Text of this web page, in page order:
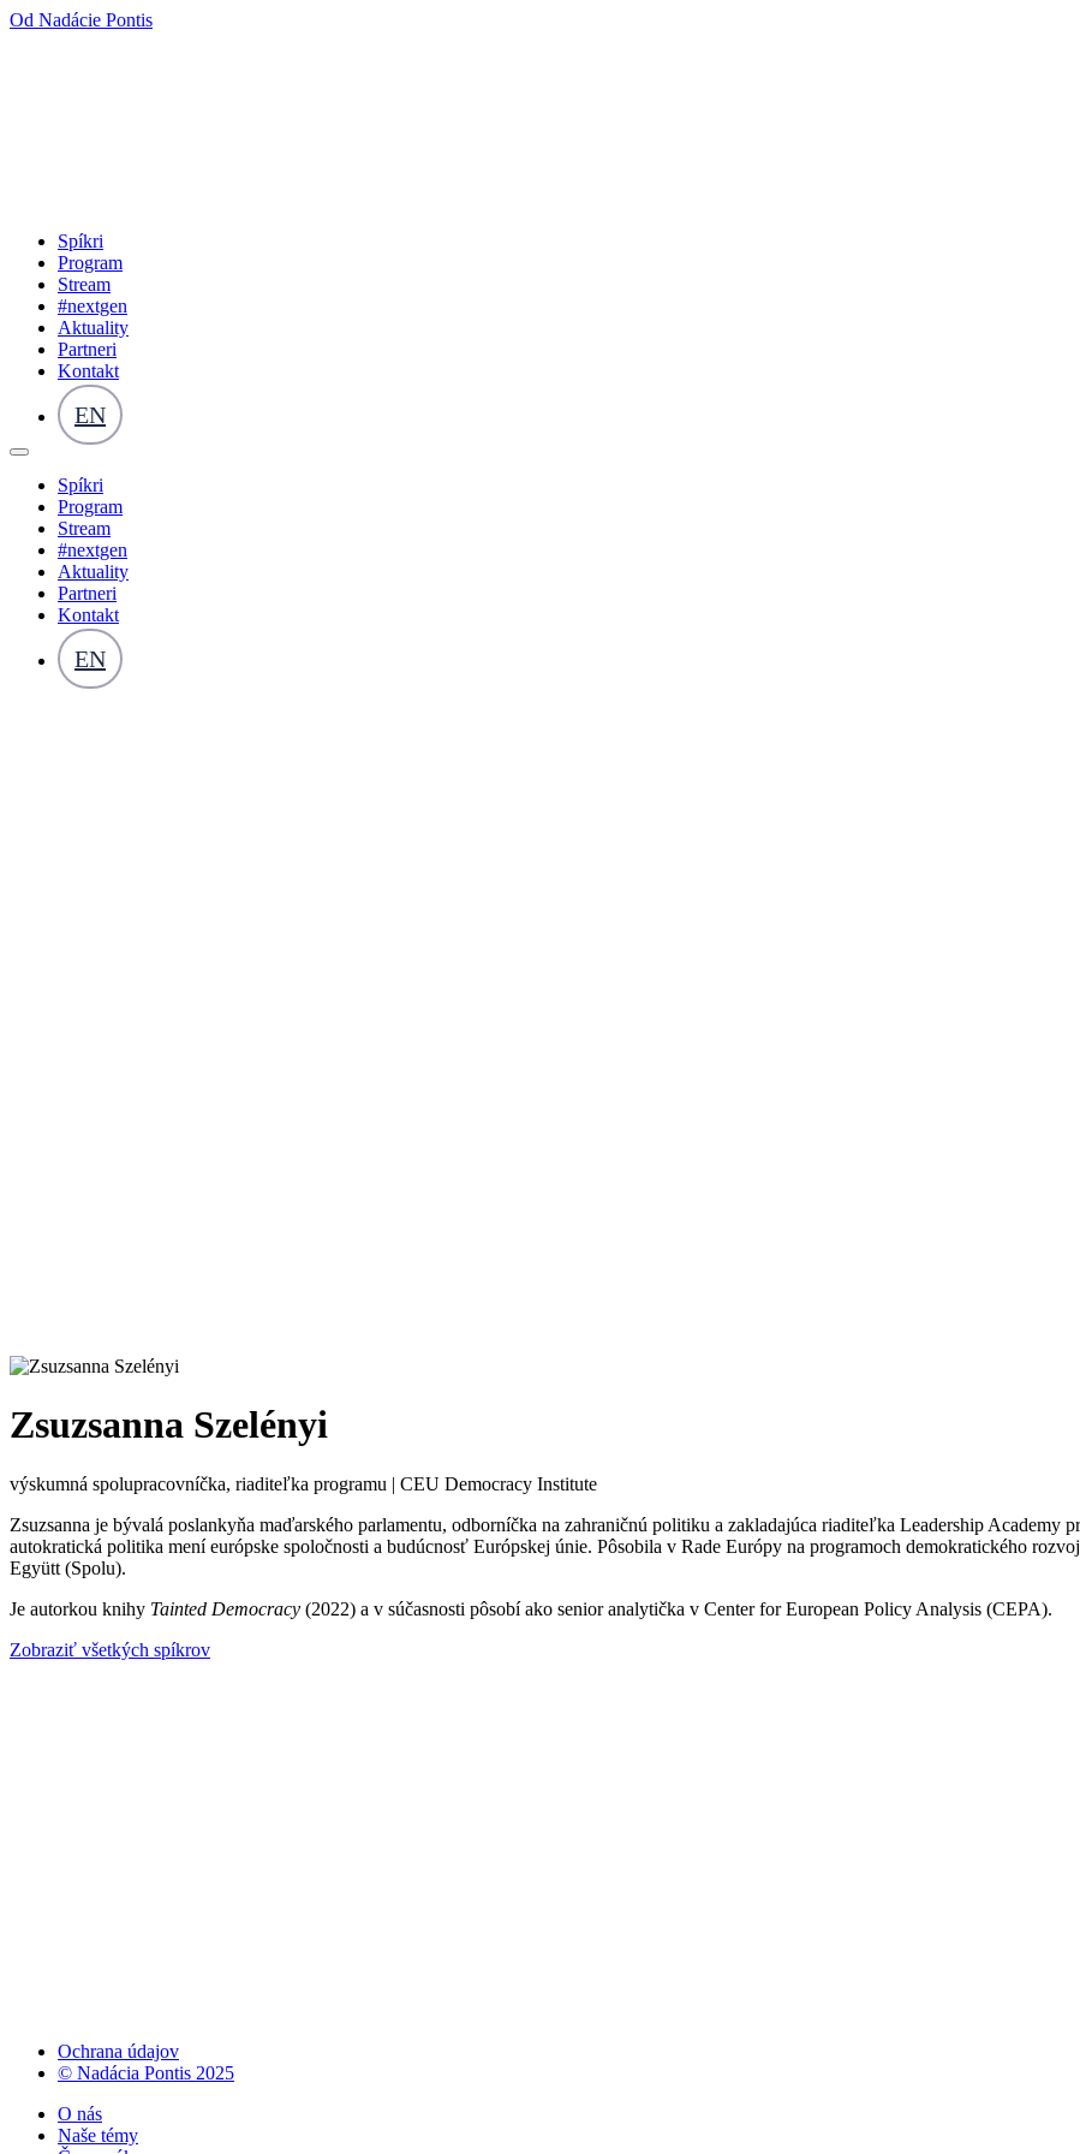
Od Nadácie Pontis
Spíkri
Program
Stream
#nextgen
Aktuality
Partneri
Kontakt
EN
Spíkri
Program
Stream
#nextgen
Aktuality
Partneri
Kontakt
EN
Zsuzsanna Szelényi
výskumná spolupracovníčka, riaditeľka programu | CEU Democracy Institute
Zsuzsanna je bývalá poslankyňa maďarského parlamentu, odborníčka na zahraničnú politiku a zakladajúca riaditeľka Leadership Academy
autokratická politika mení európske spoločnosti a budúcnosť Európskej únie. Pôsobila v Rade Európy na programoch demokratického
Együtt (Spolu).
Je autorkou knihy Tainted Democracy (2022) a v súčasnosti pôsobí ako senior analytička v Center for European Policy Analysis (CEPA).
Zobraziť všetkých spíkrov
Ochrana údajov
© Nadácia Pontis 2025
O nás
Naše témy